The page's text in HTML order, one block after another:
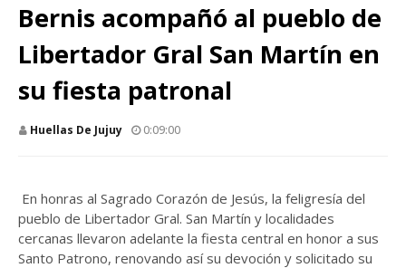
Bernis acompañó al pueblo de
Libertador Gral San Martín en
su fiesta patronal
Huellas De Jujuy 0:09:00
En honras al Sagrado Corazón de Jesús, la feligresía del
pueblo de Libertador Gral. San Martín y localidades
cercanas llevaron adelante la fiesta central en honor a sus
Santo Patrono, renovando así su devoción y solicitado su